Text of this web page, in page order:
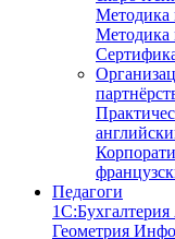
Методика
Методика
Педагоги
1С:Бухгалтерия
Геометрия